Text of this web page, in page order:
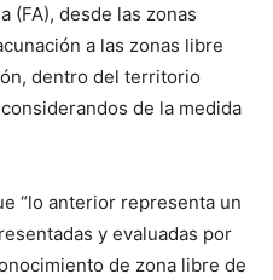
(FA), desde las zonas
a las zonas libre
dentro del territorio
de la medida
“lo anterior representa un
y evaluadas por
de zona libre de